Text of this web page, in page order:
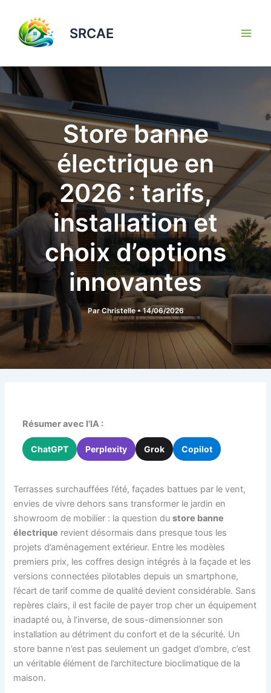
contenu
SRCAE
Store banne
électrique en
2026 : tarifs,
installation et
choix d’options
innovantes
ParChristelle•14/06/2026
Résumer avec l'IA :
ChatGPT Perplexity Grok Copilot
Terrasses surchauffées l’été, façades battues par le vent,
envies de vivre dehors sans transformer le jardin en
showroom de mobilier : la question dustore banne
électrique revient désormais dans presque tous les
projets d’aménagement extérieur. Entre les modèles
premiers prix, les coffres design intégrés à la façade et les
versions connectées pilotables depuis un smartphone,
l’écart de tarif comme de qualité devient considérable. Sans
repères clairs, il est facile de payer trop cher un équipement
inadapté ou, à l’inverse, de sous-dimensionner son
installation au détriment du confort et de la sécurité. Un
store banne n’est pas seulement un gadget d’ombre, c’est
un véritable élément de l’architecture bioclimatique de la
maison.